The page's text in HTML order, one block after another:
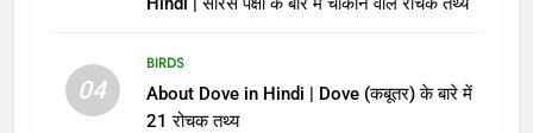
04
BIRDS
About Dove in Hindi | Dove (कबूतर) के बारे में
21 रोचक तथ्य